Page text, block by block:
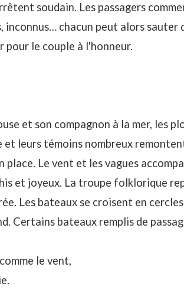
soudain. Les passagers
inconnus… chacun peut alors sauter
pour le couple à l'honneur.
et son compagnon à la mer, les
et leurs témoins nombreux
place. Le vent et les vagues
et joyeux. La troupe folklorique
Les bateaux se croisent en
Certains bateaux remplis de
le vent,